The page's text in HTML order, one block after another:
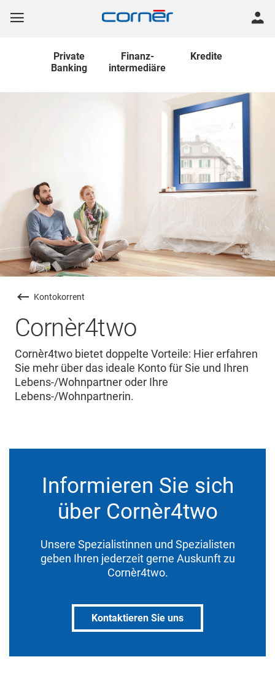
Private
Banking
Finanz-
intermediäre
Kredite
Kontokorrent
Cornèr4two
Cornèr4two bietet doppelte Vorteile: Hier erfahren
Sie mehr über das ideale Konto für Sie und Ihren
Lebens-/Wohnpartner oder Ihre
Lebens-/Wohnpartnerin.
Informieren Sie sich
über Cornèr4two
Unsere Spezialistinnen und Spezialisten
geben Ihren jederzeit gerne Auskunft zu
Cornèr4two.
Kontaktieren Sie uns